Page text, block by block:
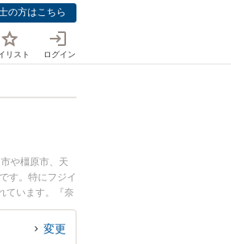
の方はこちら
リスト ログイン
や橿原市、天
す。特にフジイ
ています。『奈
』『初回相談無
変更